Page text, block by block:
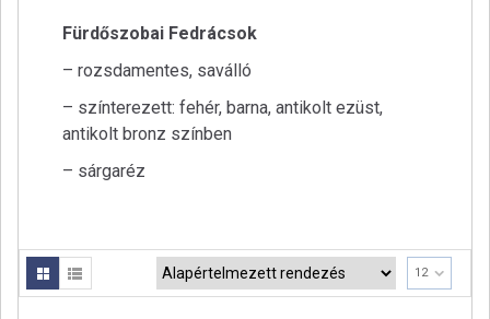
Fürdőszobai Fedrácsok
– rozsdamentes, saválló
– színterezett: fehér, barna, antikolt ezüst,
antikolt bronz színben
– sárgaréz
12